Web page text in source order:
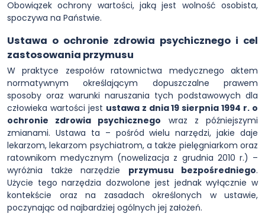
Obowiązek ochrony wartości, jaką jest wolność osobista,
spoczywa na Państwie.
Ustawa o ochronie zdrowia psychicznego i cel
zastosowania przymusu
W praktyce zespołów ratownictwa medycznego aktem
normatywnym określającym dopuszczalne prawem
sposoby oraz warunki naruszania tych podstawowych dla
człowieka wartości jest ustawa z dnia 19 sierpnia 1994 r. o
ochronie zdrowia psychicznego wraz z późniejszymi
zmianami. Ustawa ta – pośród wielu narzędzi, jakie daje
lekarzom, lekarzom psychiatrom, a także pielęgniarkom oraz
ratownikom medycznym (nowelizacja z grudnia 2010 r.) –
wyróżnia także narzędzie przymusu bezpośredniego.
Użycie tego narzędzia dozwolone jest jednak wyłącznie w
kontekście oraz na zasadach określonych w ustawie,
poczynając od najbardziej ogólnych jej założeń.